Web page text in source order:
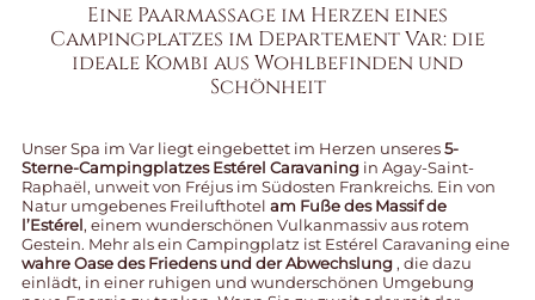
Eine Paarmassage im Herzen eines
Campingplatzes im Departement Var: die
ideale Kombi aus Wohlbefinden und
Schönheit
Unser Spa im Var liegt eingebettet im Herzen unseres5-
Sterne-Campingplatzes Estérel Caravaning in Agay-Saint-
Raphaël, unweit von Fréjus im Südosten Frankreichs. Ein von
Natur umgebenes Freilufthotel am Fuße des Massif de
l’Estérel, einem wunderschönen Vulkanmassiv aus rotem
Gestein. Mehr als ein Campingplatz ist Estérel Caravaning eine
wahre Oase des Friedens und der Abwechslung , die dazu
einlädt, in einer ruhigen und wunderschönen Umgebung